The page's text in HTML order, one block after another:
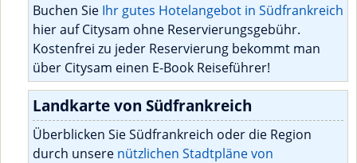
Buchen Sie Ihr gutes Hotelangebot in Südfrankreich
hier auf Citysam ohne Reservierungsgebühr.
Kostenfrei zu jeder Reservierung bekommt man
über Citysam einen E-Book Reiseführer!
Landkarte von Südfrankreich
Überblicken Sie Südfrankreich oder die Region
durch unsere nützlichen Stadtpläne von